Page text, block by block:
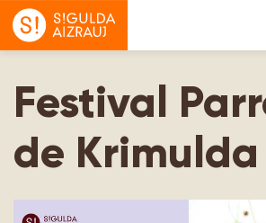
Festival
de Krimulda